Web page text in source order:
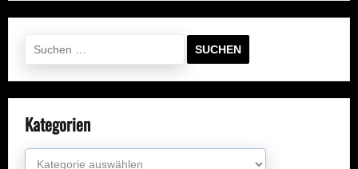
nach:
Kategorien
Kategorien